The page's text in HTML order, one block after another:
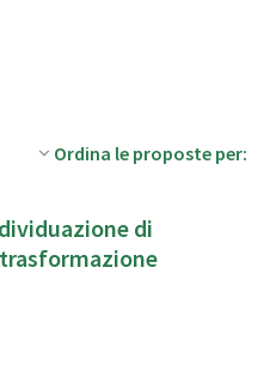
Ordina le proposte per:
di